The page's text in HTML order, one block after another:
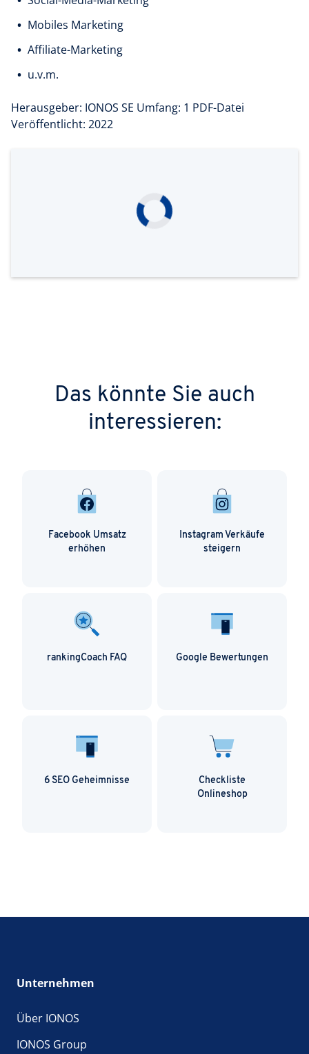
Mobiles Marketing
Affiliate-Marketing
u.v.m.
Herausgeber: IONOS SE Umfang: 1 PDF-Datei
Veröffentlicht: 2022
Das könnte Sie auch
interessieren:
Facebook Umsatz
erhöhen
Instagram Verkäufe
steigern
rankingCoach FAQ Google Bewertungen
6 SEO Geheimnisse
Checkliste
Onlineshop
Unternehmen
Über IONOS
IONOS Group